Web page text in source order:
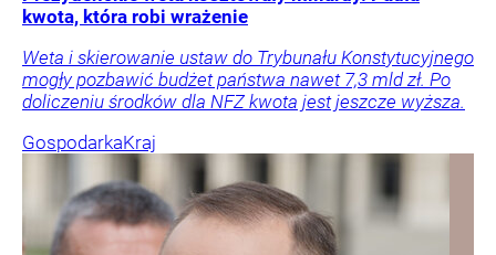
kwota, która robi wrażenie
Weta i skierowanie ustaw do Trybunału Konstytucyjnego
mogły pozbawić budżet państwa nawet 7,3 mld zł. Po
doliczeniu środków dla NFZ kwota jest jeszcze wyższa.
GospodarkaKraj